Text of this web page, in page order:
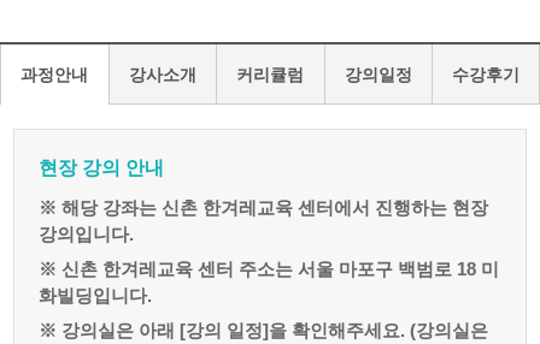
과정안내 강사소개 커리큘럼 강의일정 수강후기
현장 강의 안내
※ 해당 강좌는 신촌 한겨레교육 센터에서 진행하는 현장
강의입니다.
※ 신촌 한겨레교육 센터 주소는 서울 마포구 백범로 18 미
화빌딩입니다.
※ 강의실은 아래 [강의 일정]을 확인해주세요. (강의실은